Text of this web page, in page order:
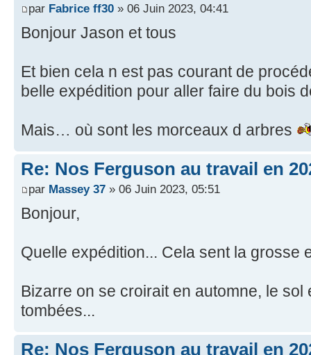
par Fabrice ff30 » 06 Juin 2023, 04:41
Bonjour Jason et tous
Et bien cela n est pas courant de
belle expédition pour aller faire du bois
Mais… où sont les morceaux d arbres
Re: Nos Ferguson au travail en
par Massey 37 » 06 Juin 2023, 05:51
Bonjour,
Quelle expédition... Cela sent la grosse
Bizarre on se croirait en automne, le sol
tombées...
Re: Nos Ferguson au travail en